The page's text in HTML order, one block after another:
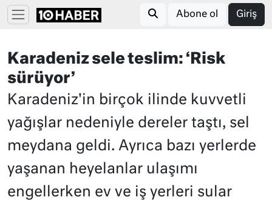
Abone ol Giriş
Karadeniz sele teslim: ‘Risk
sürüyor’
Karadeniz'in birçok ilinde kuvvetli
yağışlar nedeniyle dereler taştı, sel
meydana geldi. Ayrıca bazı yerlerde
yaşanan heyelanlar ulaşımı
engellerken ev ve iş yerleri sular